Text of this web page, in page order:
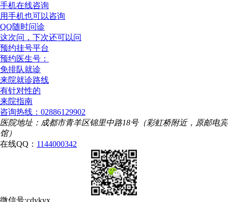
手机在线咨询
用手机也可以咨询
QQ随时问诊
这次问，下次还可以问
预约挂号平台
预约医生号：
免排队就诊
来院就诊路线
有针对性的
来院指南
咨询热线：02886129902
医院地址：成都市青羊区锦里中路18号（彩虹桥附近，原邮电宾
馆）
在线QQ： 1144000342
微信号:cdykyx